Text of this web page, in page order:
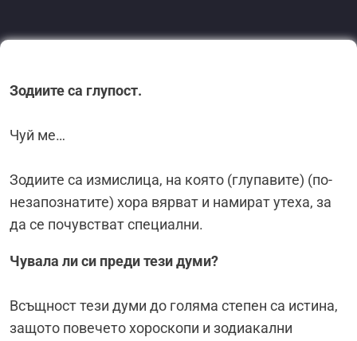
Зодиите са глупост.
Чуй ме…
Зодиите са измислица, на която (глупавите) (по-
незапознатите) хора вярват и намират утеха, за
да се почувстват специални.
Чувала ли си преди тези думи?
Всъщност тези думи до голяма степен са истина,
защото повечето хороскопи и зодиакални